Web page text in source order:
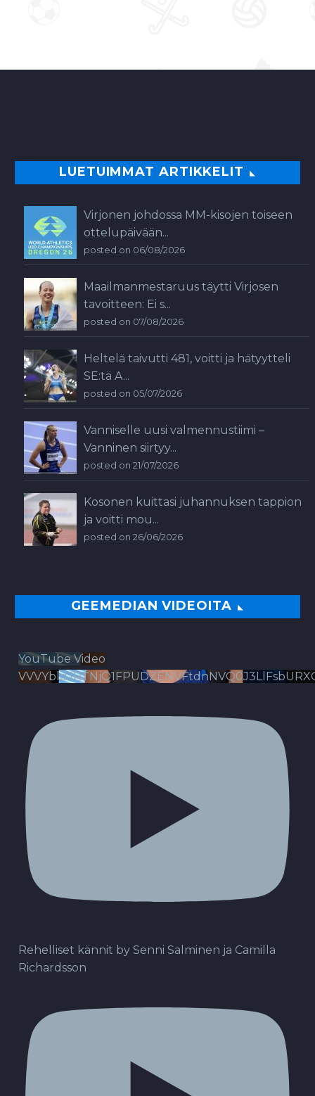
LUETUIMMAT ARTIKKELIT
Virjonen johdossa MM-kisojen toiseen
ottelupäivään...
posted on 06/08/2026
Maailmanmestaruus täytti Virjosen
tavoitteen: Ei s...
posted on 07/08/2026
Heltelä taivutti 481, voitti ja hätyytteli
SE:tä A...
posted on 05/07/2026
Vanniselle uusi valmennustiimi –
Vanninen siirtyy...
posted on 21/07/2026
Kosonen kuittasi juhannuksen tappion
ja voitti mou...
posted on 26/06/2026
GEEMEDIAN VIDEOITA
YouTube Video
Rehelliset kännit by Senni Salminen ja Camilla
Richardsson